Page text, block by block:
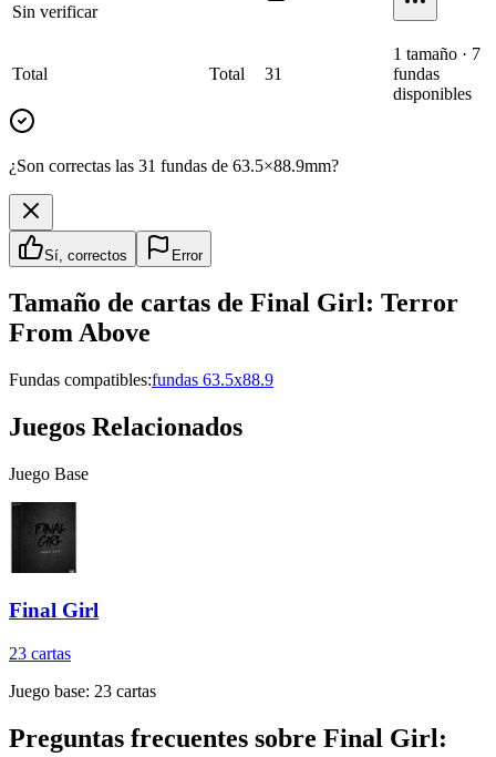
Sin verificar
Total Total 31
1 tamaño · 7
fundas
disponibles
¿Son correctas las 31 fundas de 63.5×88.9mm?
Sí, correctos Error
Tamaño de cartas de Final Girl: Terror
From Above
Fundas compatibles:fundas 63.5x88.9
Juegos Relacionados
Juego Base
Final Girl
23 cartas
Juego base: 23 cartas
Preguntas frecuentes sobre Final Girl: